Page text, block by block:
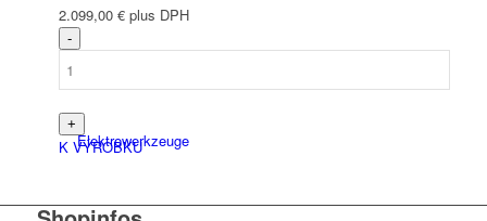
Elektro­werk­zeuge
2.099,00 € plus DPH
K VÝROBKU